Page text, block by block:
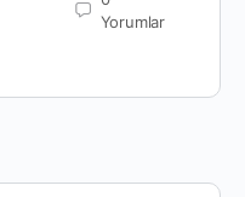
Yorumlar